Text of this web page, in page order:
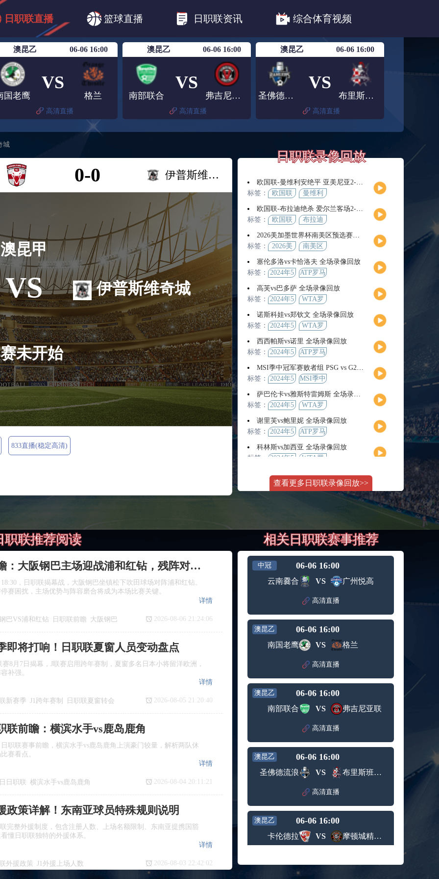
日职联直播 篮球直播 日职联资讯 综合体育视频
日职联 日职联FC东京
日职联广岛三箭
澳昆乙 06-06 16:00
国老鹰
VS
格兰
高清直播
澳昆乙 06-06 16:00
南部联合
VS
弗吉尼亚联
高清直播
澳昆乙 06-06 16:00
圣佛德流浪
VS
布里斯班骑士
高清直播
城
0-0 伊普斯维奇城
澳昆甲
VS
未开始
伊普斯维奇城
833直播(稳定高清)
日职联录像回放
欧国联-曼维利安绝平 亚美尼亚2-2法罗群岛
标签：
欧国联
曼维利
欧国联-布拉迪绝杀 爱尔兰客场2-1逆转芬兰
标签：
欧国联 布拉迪
2026美加墨世界杯南美区预选赛第9轮全场集锦
标签：
2026美
界杯
南美区
塞伦多洛vs卡恰洛夫 全场录像回放
标签：
2024年5
ATP罗马
男单第3
轮
高芙vs巴多萨 全场录像回放
标签：
2024年5
WTA罗
赛女单
第4轮
诺斯科娃vs郑钦文 全场录像回放
标签：
2024年5
WTA罗
赛女单
第3轮
西西帕斯vs诺里 全场录像回放
标签：
2024年5
ATP罗马
男单第3
轮
MSI季中冠军赛败者组 PSG vs G2 全场录像回放
标签：
2024年5
MSI季中
败者组
萨巴伦卡vs雅斯特雷姆斯 全场录像回放
标签：
2024年5
WTA罗
赛女单
第3轮
谢里芙vs鲍里妮 全场录像回放
标签：
2024年5
ATP罗马
女单第2
轮
科林斯vs加西亚 全场录像回放
标签：
2024年5
WTA罗
赛女单
第3轮
斯维托丽娜vs萨巴伦卡 全场录像回放
2024年5
月14日
WTA罗
马公开
纳波利塔诺vs贾里 全场录像回放
男单第3
轮
标签： 2024年5
月11日
WTA1000
罗马大
师赛第3
轮
WTT沙特大满贯女单半决赛 陈梦vs早田希娜 全场录像回放
标签： 2024年5
月11日
WTT沙
贯女单
蒙泰罗vs凯茨曼诺维奇 全场录像回放
大师赛
轮
纳尔迪vs鲁内 全场录像回放
标签： 2024年5
月12日
ATP罗马
大师赛
男单第2
轮
萨卡里vs加里宁娜 全场录像回放
标签： 2024年5
WTA罗
马大师
赛女单
第3轮
吉隆vs卢布列夫 全场录像回放
月12日
ATP罗马
大师赛
轮
兹维列夫vs达德尔里 全场录像回放
标签： 2024年5
月13日
ATP罗马
大师赛
男单第3
轮
阿纳尔迪vs贾里 全场录像回放
ATP罗马
大师赛
男单第2
轮
标签： 2024年5
月12日
WTA罗
马大师
赛女单
第3轮
托尔莫vs奥斯塔彭科 全场录像回放
标签： 2024年5
WTA罗
赛女单
斯诺克元老斯诺克世锦赛半决赛 伊戈尔-费格雷多vs德拉戈 全场录像回放
标签：
月12日
元老斯
诺克世
锦赛半
决赛
穆纳尔vs诺里 全场录像回放
月12日
ATP罗马
大师赛
男单第2
MSI季中冠军赛胜者组 BLG vs T1 全场录像回放
月12日
冠军赛
KPL春季赛季后赛败者组决赛 重庆狼队 vs 苏州KSG 全场录像回放
查看更多日职联录像回放>>
职联推荐阅读
日职联前瞻：大阪钢巴主场迎战浦和红钻，残阵对决看点十足
，日职联揭幕战，大阪钢巴坐镇松下吹田球场对阵浦和红钻。
赛困扰，主场优势与阵容磨合将成为本场比赛关键。
巴VS浦和红钻 日职联前瞻 大阪钢巴
详情
2026-08-06 21:24:06
即将打响！日职联夏窗人员变动盘点
赛8月7日揭幕，J联赛启用跨年赛制，夏窗多名日本小将留洋欧洲，
补强。
新赛季 J1跨年赛制 日职联夏窗转会
详情
2026-08-05 21:20:40
联前瞻：横滨水手vs鹿岛鹿角
职联赛事前瞻，横滨水手vs鹿岛鹿角上演豪门较量，解析两队休
赛看点。
日职联 横滨水手vs鹿岛鹿角
日职联
详情
2026-08-04 20:11:21
政策详解！东南亚球员特殊规则说明
完整外援制度，包含注册人数、上场名额限制、东南亚提携国豁
懂日职联独特的外援体系。
外援政策 J1外援上场人数
详情
2026-08-03 22:42:02
相关日职联赛事推荐
中冠 06-06 16:00
云南爨合 VS 广州悦高
高清直播
澳昆乙 06-06 16:00
南国老鹰 VS 格兰
高清直播
澳昆乙 06-06 16:00
南部联合 VS 弗吉尼亚联
高清直播
澳昆乙 06-06 16:00
圣佛德流浪 VS 布里斯班骑士
高清直播
澳昆乙 06-06 16:00
卡伦德拉 VS 摩顿城精英后备队